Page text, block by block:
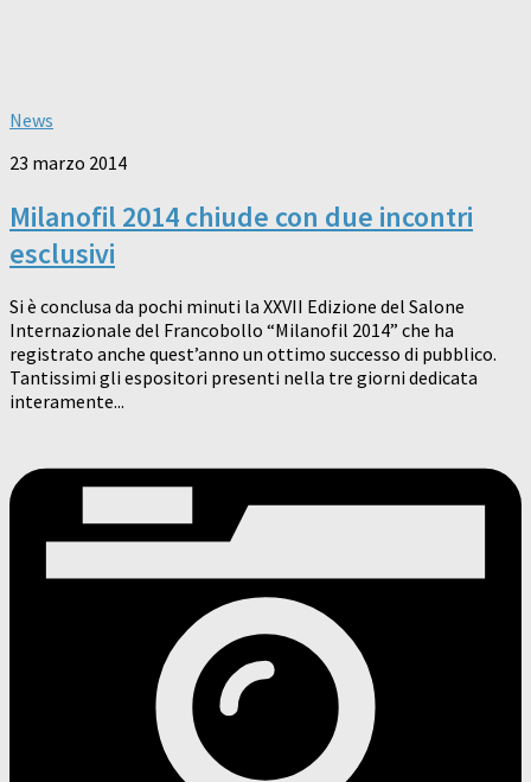
News
23 marzo 2014
Milanofil 2014 chiude con due incontri
esclusivi
Si è conclusa da pochi minuti la XXVII Edizione del Salone
Internazionale del Francobollo “Milanofil 2014” che ha
registrato anche quest’anno un ottimo successo di pubblico.
Tantissimi gli espositori presenti nella tre giorni dedicata
interamente...